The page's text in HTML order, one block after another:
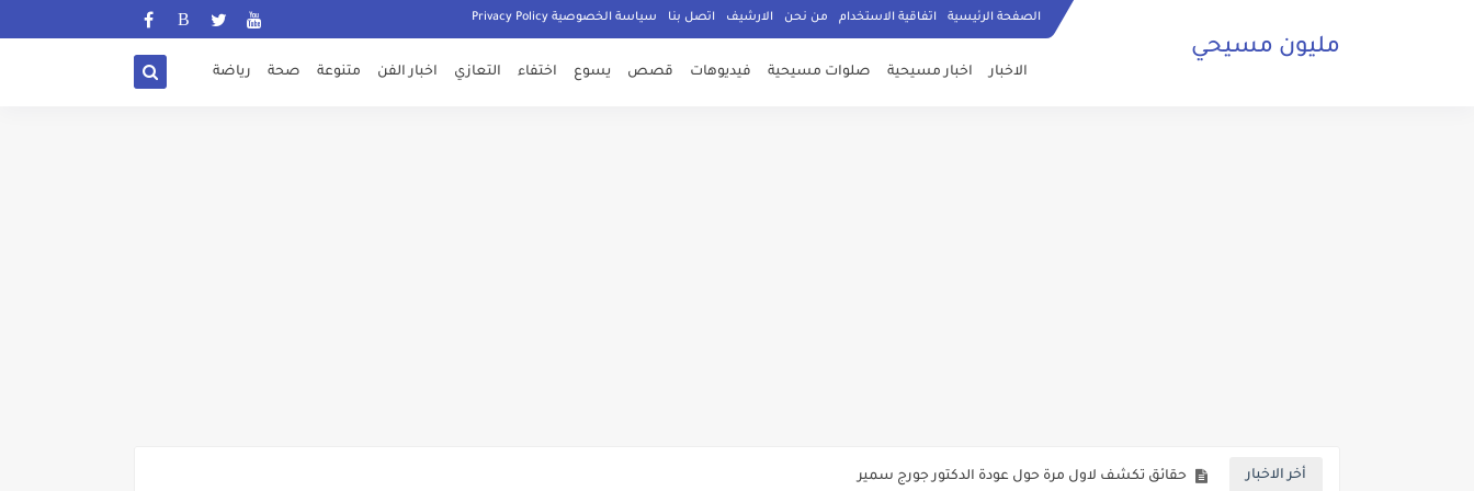
الصفحة الرئيسية اتفاقية الاستخدام من نحن الارشيف اتصل بنا سياسة الخصوصية Privacy Policy
مليون مسيحي
الاخبار اخبار مسيحية صلوات مسيحية فيديوهات قصص يسوع اختفاء التعازي اخبار الفن متنوعة صحة رياضة
أخر الاخبار صلاة مسيحية رائعة من اجل السلام الامان في العالم اجمع